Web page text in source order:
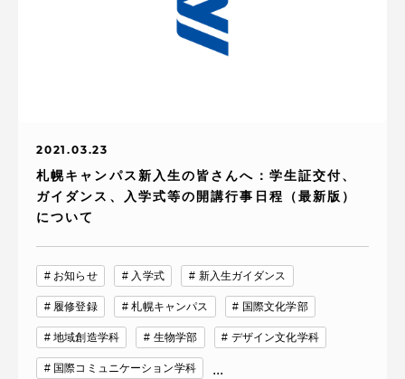
2021.03.23
札幌キャンパス新入生の皆さんへ：学生証交付、
ガイダンス、入学式等の開講行事日程（最新版）
について
お知らせ 入学式 新入生ガイダンス
履修登録 札幌キャンパス 国際文化学部
地域創造学科 生物学部 デザイン文化学科
国際コミュニケーション学科 ...